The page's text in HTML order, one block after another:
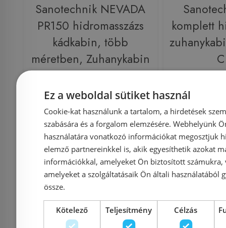
Sanotechnik NEVADA
PR150 hidromasszázs
kádkabin, több
méretben, Zuhanykabin
méret: 85x150 cm
Azonosító: 162706
Cikkszám: PR150
599 900 Ft497 917 Ft
Kosárba
komplett
429 900 Ft
Rendelésre Rendelésre
Ez a weboldal sütiket használ
Cookie-kat használunk a tartalom, a hirdetések
szabására és a forgalom elemzésére. Webhelyünk
használatára vonatkozó információkat megosztjuk
elemző partnereinkkel is, akik egyesíthetik azokat
információkkal, amelyeket Ön biztosított számukra,
amelyeket a szolgáltatásaik Ön általi használatából
össze.
Kötelező Teljesítmény Célzás